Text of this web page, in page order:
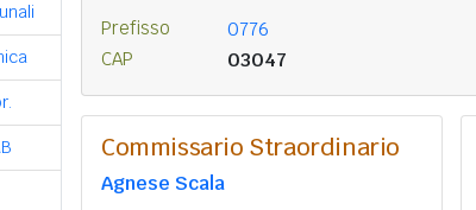
Prefisso 0776
CAP 03047
Commissario Straordinario
Agnese Scala